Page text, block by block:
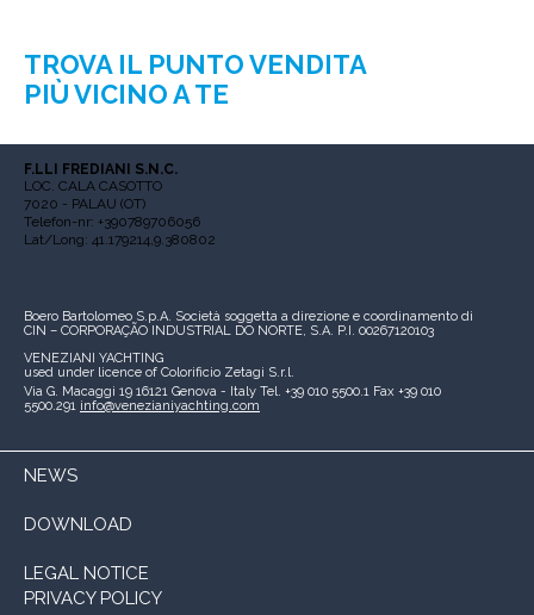
TROVA IL PUNTO VENDITA
PIÙ VICINO A TE
F.LLI FREDIANI S.N.C.
LOC. CALA CASOTTO
7020 - PALAU (OT)
Telefon-nr: +390789706056
Lat/Long: 41.179214,9.380802
Boero Bartolomeo S.p.A. Società soggetta a direzione e coordinamento di
CIN – CORPORAÇÃO INDUSTRIAL DO NORTE, S.A. P.I. 00267120103
VENEZIANI YACHTING
used under licence of Colorificio Zetagi S.r.l.
Via G. Macaggi 19 16121 Genova - Italy Tel. +39 010 5500.1 Fax +39 010
5500.291 info@venezianiyachting.com
NEWS
DOWNLOAD
LEGAL NOTICE
PRIVACY POLICY